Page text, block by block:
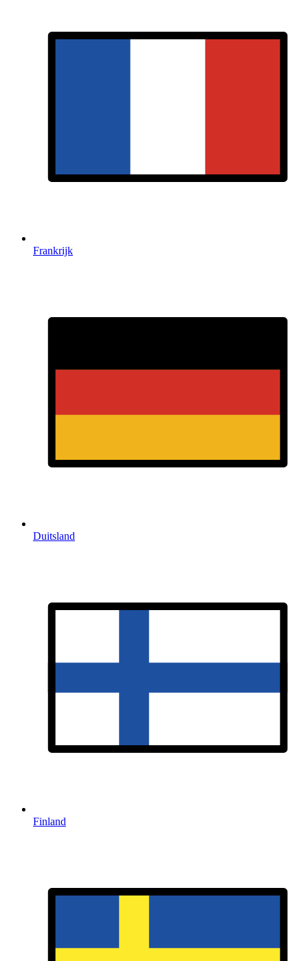
Frankrijk
Duitsland
Finland